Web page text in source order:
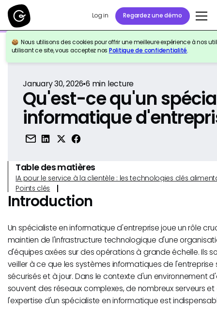
Log in Regardez une démo
Nous utilisons des cookies pour offrir une meilleure expérience à nos
utilisant ce site, vous acceptez nos Politique de confidentialité.
Retour à la référence
January 30, 2026•6 min lecture
Qu'est-ce qu'un
informatique
Table des matières
IA pour le service à la clientèle : les technologies clés
Points clés
Introduction
Un spécialiste en informatique d'entreprise joue un rôle
maintien de l'infrastructure technologique d'une
d'équipes axées sur des opérations à grande échelle. Ils
veiller à ce que les systèmes informatiques de
sécurisés et à jour. Dans le contexte d'un environnement
souvent des réseaux complexes, de nombreux serveurs et
l'expertise d'un spécialiste en informatique est